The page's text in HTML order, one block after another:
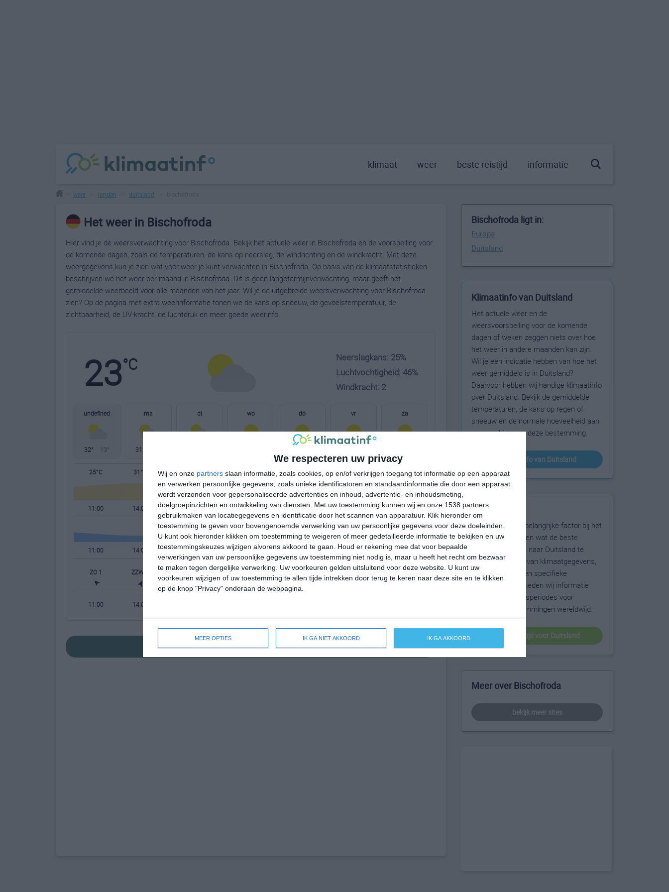
We respecteren uw privacy
Wij en onze partners slaan informatie, zoals cookies, op en/of verkrijgen toegang tot informatie op een apparaat
en verwerken persoonlijke gegevens, zoals unieke identificatoren en standaardinformatie die door een apparaat
wordt verzonden voor gepersonaliseerde advertenties en inhoud, advertentie- en inhoudsmeting,
doelgroepinzichten en ontwikkeling van diensten.
Met uw toestemming kunnen wij en onze 1538 partners
gebruikmaken van locatiegegevens en identificatie door het scannen van apparatuur. Klik hieronder om
toestemming te geven voor bovengenoemde verwerking van uw persoonlijke gegevens voor deze doeleinden.
U kunt ook hieronder klikken om toestemming te weigeren of meer gedetailleerde informatie te bekijken en uw
toestemmingskeuzes wijzigen alvorens akkoord te gaan.
Houd er rekening mee dat voor bepaalde
verwerkingen van uw persoonlijke gegevens uw toestemming niet nodig is, maar u heeft het recht om bezwaar
te maken tegen dergelijke verwerking. Uw voorkeuren gelden uitsluitend voor deze website. U kunt uw
voorkeuren wijzigen of uw toestemming te allen tijde intrekken door terug te keren naar deze site en te klikken
op de knop "Privacy" onderaan de webpagina.
MEER OPTIES IK GA NIET AKKOORD IK GA AKKOORD
klimaat weer beste reistijd informatie
weer landen duitsland
Het weer in Bischofroda
Hier vind je de weersverwachting voor Bischofroda. Bekijk het actuele weer in Bischofroda en de voorspelling voor
de komende dagen, zoals de temperaturen, de kans op neerslag, de windrichting en de windkracht. Met deze
weergegevens kun je zien wat voor weer je kunt verwachten in Bischofroda. Op basis van de klimaatstatistieken
beschrijven we het weer per maand in Bischofroda. Dit is geen langetermijnverwachting, maar geeft het
gemiddelde weerbeeld voor alle maanden van het jaar. Wil je de uitgebreide weersverwachting voor Bischofroda
zien? Op de pagina met extra weerinformatie tonen we de kans op sneeuw, de gevoelstemperatuur, de
zichtbaarheid, de UV-kracht, de luchtdruk en meer goede weerinfo.
23°C
Neerslagkans: 25%
Luchtvochtigheid: 46%
Windkracht: 2
undefined
32° 13°
ma
31°
di wo do vr za
25°C 31°C 31°C 29°C 22°C 18°C 16°C 20°C
11:00 14:00 17:00 20:00 23:00 02:00 05:00 08:00
11:00 14:00 17:00 20:00 23:00 02:00 05:00 08:00
ZO 1 ZZW 3 WZW 3 W 2 W 1 Z 1 Z 1 ZZW 1
11:00 14:00
bekijk de uitgebreide weersverwachting voor Bischofroda
Bischofroda ligt in:
Europa
Duitsland
Klimaatinfo van Duitsland
Het actuele weer en de
weersvoorspelling voor de komende
dagen of weken zeggen niets over hoe
het weer in andere maanden kan zijn.
Wil je een indicatie hebben van hoe het
weer gemiddeld is in Duitsland?
Daarvoor hebben wij handige klimaatinfo
over Duitsland. Bekijk de gemiddelde
temperaturen, de kans op regen of
sneeuw en de normale hoeveelheid aan
zonneschijn voor deze bestemming.
klimaatinfo van Duitsland
Beste reistijd
Het weer is een belangrijke factor bij het
reizen. Wil je weten wat de beste
maanden zijn om naar Duitsland te
reizen? Op basis van klimaatgegevens,
weersextremen en specifieke
weerinformatie bieden wij informatie
over de beste reisperiodes voor
duizenden bestemmingen wereldwijd.
beste reistijd voor Duitsland
Meer over Bischofroda
bekijk meer sites